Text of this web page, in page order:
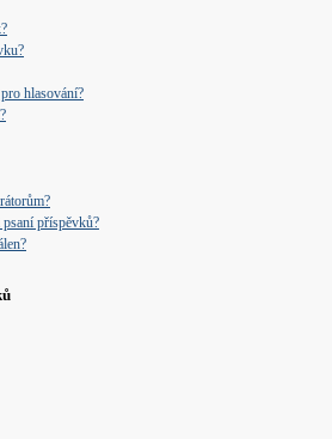
hlasování?
příspěvků?